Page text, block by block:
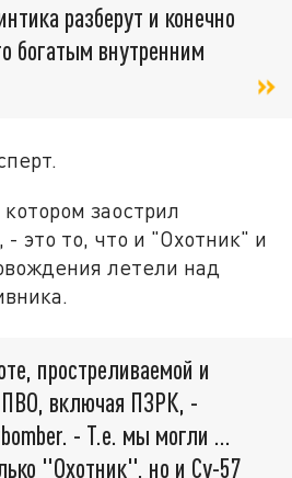
разберут и конечно
богатым внутренним
заострил
это то, что и "Охотник" и
летели над
простреливаемой и
включая ПЗРК, -
- Т.е. мы могли …
"Охотник", но и Су-57